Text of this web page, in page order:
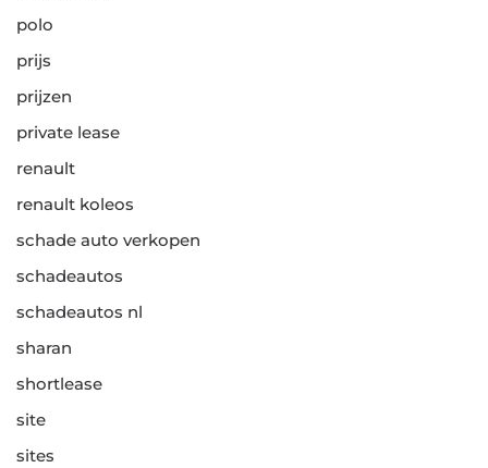
polo
prijs
prijzen
private lease
renault
renault koleos
schade auto verkopen
schadeautos
schadeautos nl
sharan
shortlease
site
sites